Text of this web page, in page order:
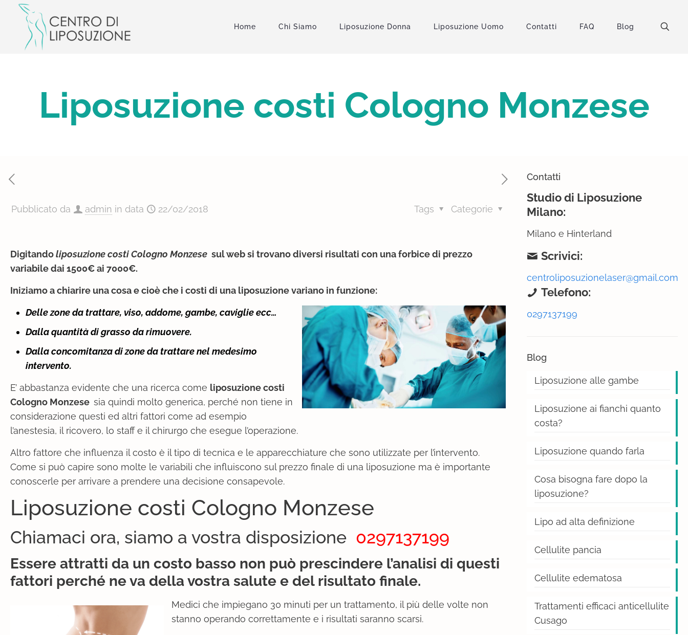
Home Chi Siamo Liposuzione Donna Liposuzione Uomo Contatti FAQ Blog
Liposuzione costi Cologno Monzese
Pubblicato da admin in data 22/02/2018 Categorie
Tags
Digitandoliposuzione costi Cologno Monzese sul web si trovano diversi risultati con una forbice di prezzo
variabile dai 1500€ ai 7000€.
Iniziamo a chiarire una cosa e cioè che i costi di una liposuzione variano in funzione:
Delle zone da trattare, viso, addome, gambe, caviglie ecc…
Dalla quantità di grasso da rimuovere.
Dalla concomitanza di zone da trattare nel medesimo
intervento.
E’ abbastanza evidente che una ricerca come liposuzione costi
Cologno Monzese sia quindi molto generica, perché non tiene in
considerazione questi ed altri fattori come ad esempio
l’anestesia, il ricovero, lo staff e il chirurgo che esegue l’operazione.
Altro fattore che influenza il costo è il tipo di tecnica e le apparecchiature che sono utilizzate per l’intervento.
Come si può capire sono molte le variabili che influiscono sul prezzo finale di una liposuzione ma è importante
conoscerle per arrivare a prendere una decisione consapevole.
Liposuzione costi Cologno Monzese
Chiamaci ora, siamo a vostra disposizione 0297137199
Essere attratti da un costo basso non può prescindere l’analisi di questi
fattori perché ne va della vostra salute e del risultato finale.
Medici che impiegano 30 minuti per un trattamento, il più delle volte non
stanno operando correttamente e i risultati saranno scarsi.
Contatti
Studio di Liposuzione
Milano:
Milano e Hinterland
Scrivici:
centroliposuzionelaser@gmail.com
Telefono:
0297137199
Blog
Liposuzione alle gambe
Liposuzione ai fianchi quanto
costa?
Liposuzione quando farla
Cosa bisogna fare dopo la
liposuzione?
Lipo ad alta definizione
Cellulite pancia
Cellulite edematosa
Trattamenti efficaci anticellulite
Cusago